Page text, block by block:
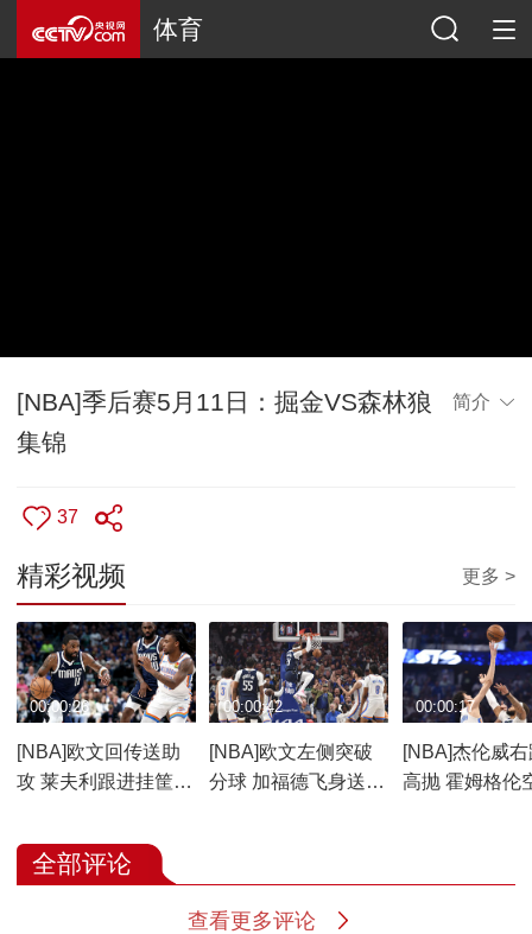
体育
[NBA]季后赛5月11日：掘金VS森林狼
集锦
简介
37
精彩视频 更多 >
[NBA]欧文回传送助
攻 莱夫利跟进挂筐暴
00:00:26
[NBA]欧文左侧突破
分球 加福德飞身送暴
00:00:42
[NBA]杰伦威
高抛 霍姆格伦
00:00:17
全部评论
查看更多评论